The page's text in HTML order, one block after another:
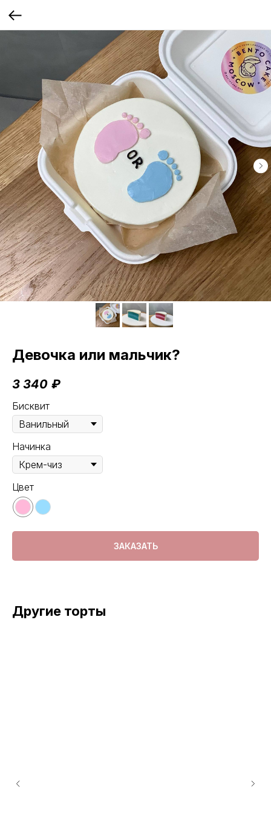
Девочка или мальчик?
3 340 ₽
Бисквит
Начинка
Цвет
ЗАКАЗАТЬ
Другие торты